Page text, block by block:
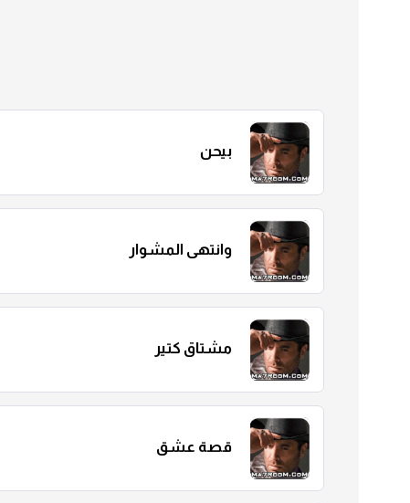
بيحن
وانتهى المشوار
مشتاق كتير
قصة عشق